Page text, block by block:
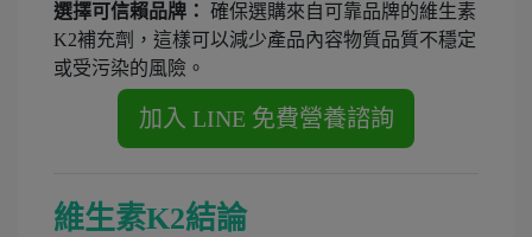
選擇可信賴品牌： 確保選購來自可靠品牌的維生素
K2補充劑，這樣可以減少產品內容物質品質不穩定
或受污染的風險。
維生素K2結論